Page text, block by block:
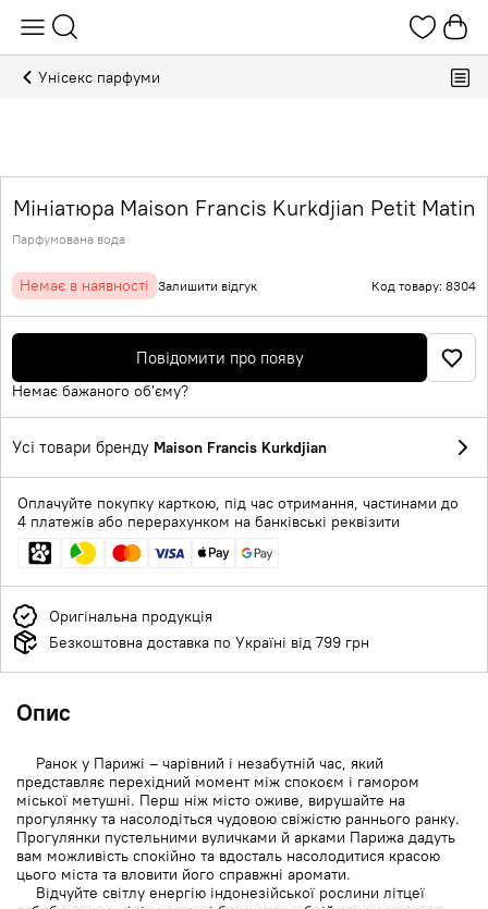
Унісекс парфуми
Мініатюра Maison Francis Kurkdjian Petit Matin
Парфумована вода
Немає в наявності Залишити відгук Код товару: 8304
Повідомити про появу
Немає бажаного об'єму?
Усі товари бренду Maison Francis Kurkdjian
Оплачуйте покупку карткою, під час отримання, частинами до
4 платежів або перерахунком на банківські реквізити
Оригінальна продукція
Безкоштовна доставка по Україні від 799 грн
Опис
Ранок у Парижі – чарівний і незабутній час, який
представляє перехідний момент між спокоєм і гамором
міської метушні. Перш ніж місто оживе, вирушайте на
прогулянку та насолодіться чудовою свіжістю раннього ранку.
Прогулянки пустельними вуличками й арками Парижа дадуть
вам можливість спокійно та вдосталь насолодитися красою
цього міста та вловити його справжні аромати.
Відчуйте світлу енергію індонезійської рослини літцеї